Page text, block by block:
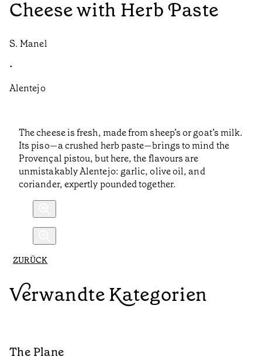
Cheese with Herb Paste
S. Manel
•
Alentejo
The cheese is fresh, made from sheep’s or goat’s milk.
Its piso—a crushed herb paste—brings to mind the
Provençal pistou, but here, the flavours are
unmistakably Alentejo: garlic, olive oil, and
coriander, expertly pounded together.
ZURÜCK
Verwandte Kategorien
The Plane